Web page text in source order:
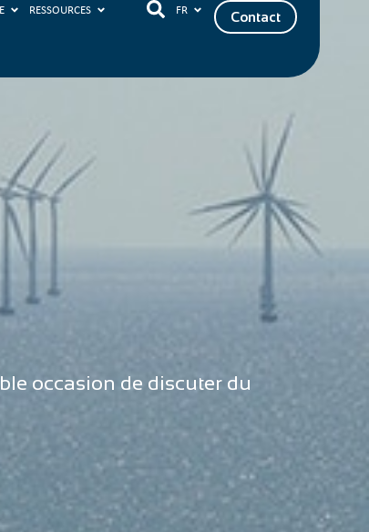
RESSOURCES FR Contact
occasion de discuter du